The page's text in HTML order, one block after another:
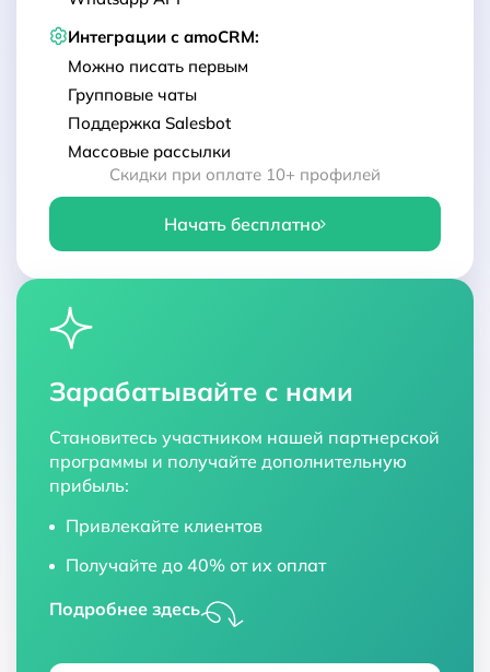
Интеграции с amoCRM:
Можно писать первым
Групповые чаты
Поддержка Salesbot
Массовые рассылки
Скидки при оплате 10+ профилей
Начать бесплатно
Зарабатывайте с нами
Становитесь участником нашей партнерской
программы и получайте дополнительную
прибыль:
Привлекайте клиентов
Получайте до 40% от их оплат
Подробнее здесь